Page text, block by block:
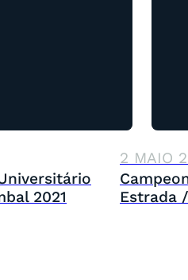
2021
2 MAIO
Estrada